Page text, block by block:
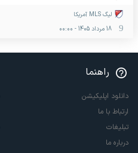
لیگ MLS آمریکا
18 مرداد 1405
-
00:00
راهنما
دانلود اپلیکیشن
ارتباط با ما
تبلیغات
درباره ما